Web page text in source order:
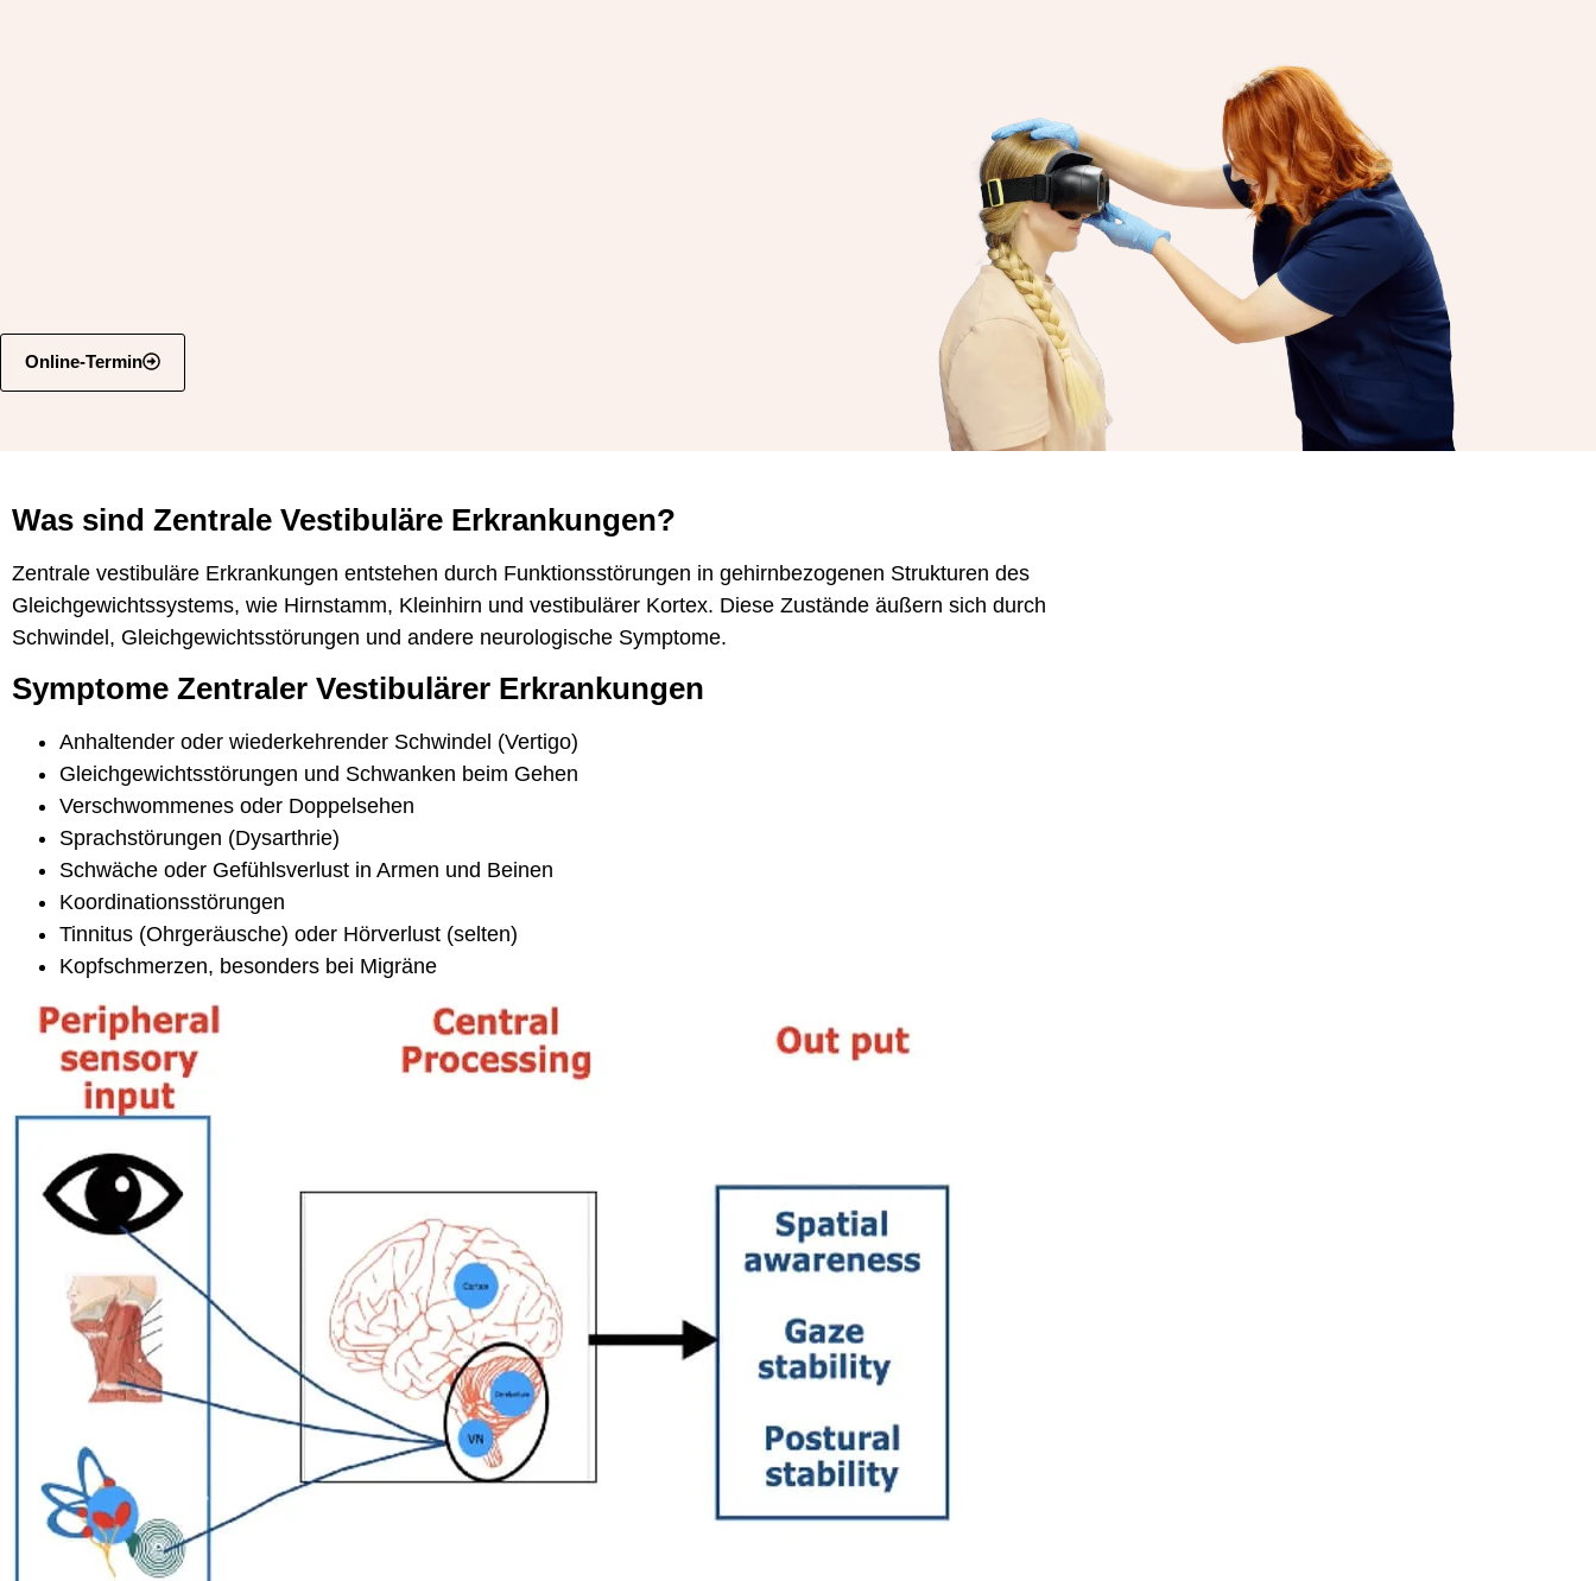
Online-Termin
Was sind Zentrale Vestibuläre Erkrankungen?
Zentrale vestibuläre Erkrankungen entstehen durch Funktionsstörungen in gehirnbezogenen Strukturen des
Gleichgewichtssystems, wie Hirnstamm, Kleinhirn und vestibulärer Kortex. Diese Zustände äußern sich durch
Schwindel, Gleichgewichtsstörungen und andere neurologische Symptome.
Symptome Zentraler Vestibulärer Erkrankungen
Anhaltender oder wiederkehrender Schwindel (Vertigo)
Gleichgewichtsstörungen und Schwanken beim Gehen
Verschwommenes oder Doppelsehen
Sprachstörungen (Dysarthrie)
Schwäche oder Gefühlsverlust in Armen und Beinen
Koordinationsstörungen
Tinnitus (Ohrgeräusche) oder Hörverlust (selten)
Kopfschmerzen, besonders bei Migräne